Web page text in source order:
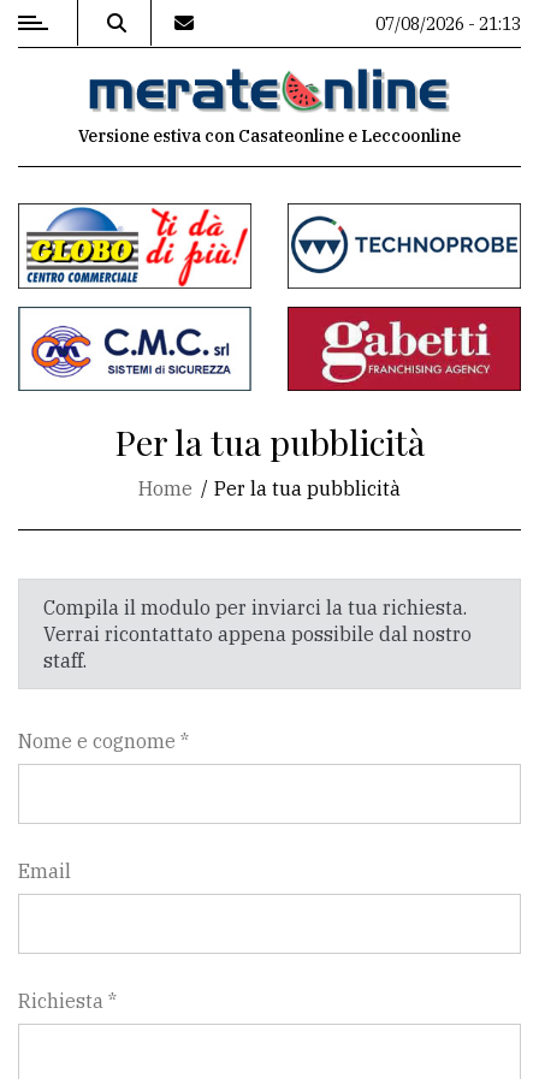
MENU
commenti
Contenuti
del
sito
CONTATTI
Per
pubblicità
CERCA
Cerca
07/08/2026 - 21:13
Versione estiva con Casateonline e Leccoonline
Per la tua pubblicità
Home Per la tua pubblicità
Compila il modulo per inviarci la tua richiesta.
Verrai ricontattato appena possibile dal nostro
staff.
Nome e cognome *
Email
Richiesta *